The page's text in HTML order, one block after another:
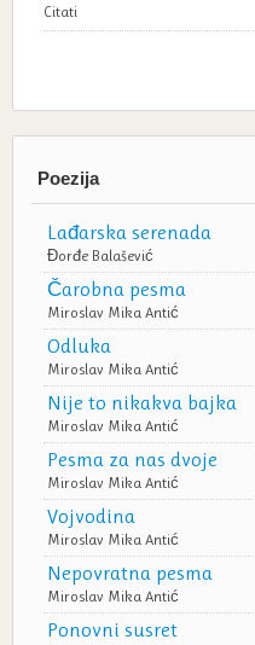
Citati
Poezija
Lađarska serenada
Đorđe Balašević
Čarobna pesma
Miroslav Mika Antić
Odluka
Miroslav Mika Antić
Nije to nikakva bajka
Miroslav Mika Antić
Pesma za nas dvoje
Miroslav Mika Antić
Vojvodina
Miroslav Mika Antić
Nepovratna pesma
Miroslav Mika Antić
Ponovni susret